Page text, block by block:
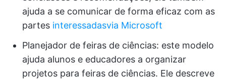
ajuda a se comunicar de forma eficaz com as
partes interessadasvia Microsoft
Planejador de feiras de ciências: este modelo
ajuda alunos e educadores a organizar
projetos para feiras de ciências. Ele descreve